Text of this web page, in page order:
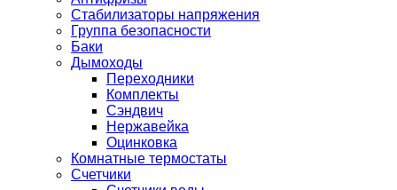
Стабилизаторы напряжения
Группа безопасности
Баки
Дымоходы
Переходники
Комплекты
Сэндвич
Нержавейка
Оцинковка
Комнатные термостаты
Счетчики